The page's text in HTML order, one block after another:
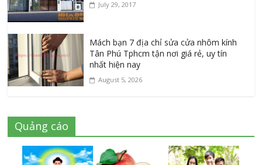
July 29, 2017
Mách bạn 7 địa chỉ sửa cửa nhôm kính
Tân Phú Tphcm tận nơi giá rẻ, uy tín
nhất hiện nay
August 5, 2026
Quảng cáo